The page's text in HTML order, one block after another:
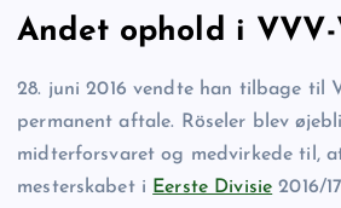
Andet ophold i VVV-
28. juni 2016 vendte han tilbage til
permanent aftale. Röseler blev
midterforsvaret og medvirkede til,
mesterskabet i Eerste Divisie 2016/